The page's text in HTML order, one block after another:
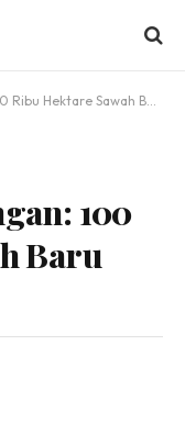
Sawah Baru Jadi Kunci!
100
Baru